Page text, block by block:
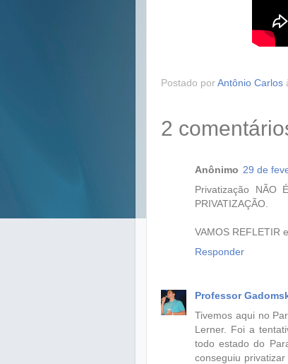
Postado porAntônio Carlos
2
Anônimo 29 de
Privatização NÃO
PRIVATIZAÇÃO.
VAMOS REFLETIR
Responder
Professor
Tivemos aqui no
Lerner. Foi a
todo estado do
conseguiu